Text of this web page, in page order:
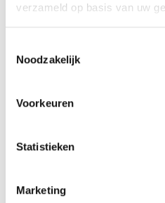
verzameld op basis van uw
Noodzakelijk
Voorkeuren
Statistieken
Marketing
deze browser voor de